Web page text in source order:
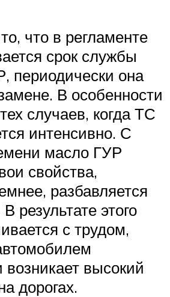
что в регламенте
срок службы
периодически она
В особенности
случаев, когда ТС
интенсивно. С
масло ГУР
свойства,
разбавляется
результате этого
с трудом,
высокий
дорогах.